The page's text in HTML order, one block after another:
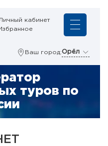
кабинет
Ваш город:Орёл
туров по